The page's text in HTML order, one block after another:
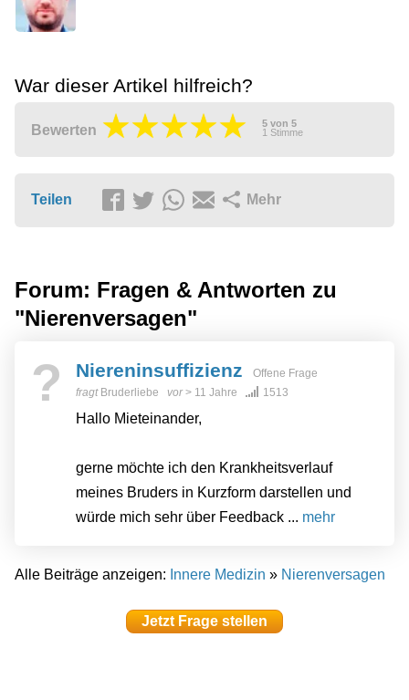
War dieser Artikel hilfreich?
Bewerten 5 von 5
1 Stimme
Teilen Mehr
Forum: Fragen & Antworten zu
"Nierenversagen"
? Niereninsuffizienz
Offene Frage
fragt Bruderliebe vor> 11 Jahre 1513
Hallo Mieteinander,
gerne möchte ich den Krankheitsverlauf
meines Bruders in Kurzform darstellen und
würde mich sehr über Feedback ... mehr
Alle Beiträge anzeigen: Innere Medizin » Nierenversagen
Jetzt Frage stellen